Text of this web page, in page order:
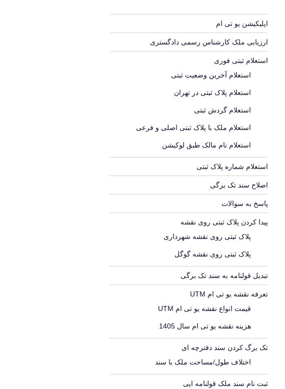
اپلیکیشن یو تی ام
ارزیابی ملک کارشناس رسمی دادگستری
استعلام ثبتی فوری
استعلام آخرین وضعیت ثبتی
استعلام پلاک ثبتی در تهران
استعلام گردش ثبتی
استعلام ملک با پلاک ثبتی اصلی و فرعی
استعلام نام مالک طبق لوکیشن
استعلام شماره پلاک ثبتی
اصلاح سند تک برگی
پاسخ به سوالات
پیدا کردن پلاک ثبتی روی نقشه
پلاک ثبتی روی نقشه شهرداری
پلاک ثبتی روی نقشه گوگل
تبدیل قولنامه به سند تک برگی
تعرفه نقشه یو تی ام UTM
قیمت انواع نقشه یو تی ام UTM
هزینه نقشه یو تی ام سال 1405
تک برگ کردن سند دفترچه ای
اختلاف طول/مساحت ملک با سند
ثبت نام سند ملک قولنامه ایی